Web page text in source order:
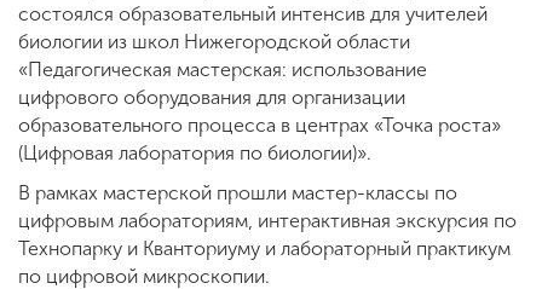
состоялся образовательный интенсив для учителей
биологии из школ Нижегородской области
«Педагогическая мастерская: использование
цифрового оборудования для организации
образовательного процесса в центрах «Точка роста»
(Цифровая лаборатория по биологии)».
В рамках мастерской прошли мастер-классы по
цифровым лабораториям, интерактивная экскурсия по
Технопарку и Кванториуму и лабораторный практикум
по цифровой микроскопии.